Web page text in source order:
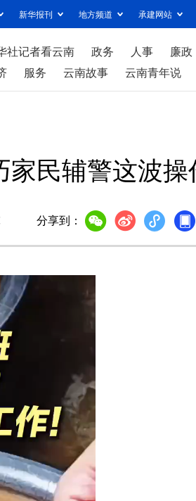
新华报刊 地方频道 承建网站
社记者看云南 政务 人事 廉政
服务 云南故事 云南青年说
民辅警这波操
分享到：